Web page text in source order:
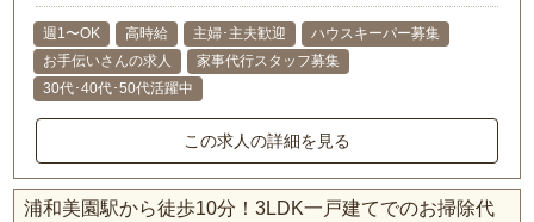
週1〜OK 高時給 主婦･主夫歓迎
ハウスキーパー募集
お手伝いさんの求人
家事代行スタッフ募集
30代･40代･50代活躍中
この求人の詳細を見る
浦和美園駅から徒歩10分！3LDK一戸建てでのお掃除代